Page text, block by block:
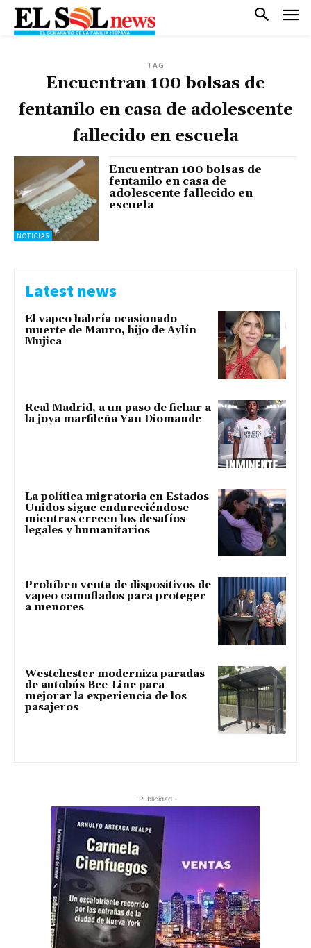
TAG
Encuentran 100 bolsas de
fentanilo en casa de adolescente
fallecido en escuela
NOTICIAS
Encuentran 100 bolsas de
fentanilo en casa de
adolescente fallecido en
escuela
Latest news
El vapeo habría ocasionado
muerte de Mauro, hijo de Aylín
Mujica
Real Madrid, a un paso de fichar a
la joya marfileña Yan Diomande
La política migratoria en Estados
Unidos sigue endureciéndose
mientras crecen los desafíos
legales y humanitarios
Prohíben venta de dispositivos de
vapeo camuflados para proteger
a menores
Westchester moderniza paradas
de autobús Bee-Line para
mejorar la experiencia de los
pasajeros
- Publicidad -